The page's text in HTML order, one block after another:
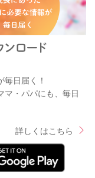
日届く！
マ・パパにも、毎日
詳しくはこちら